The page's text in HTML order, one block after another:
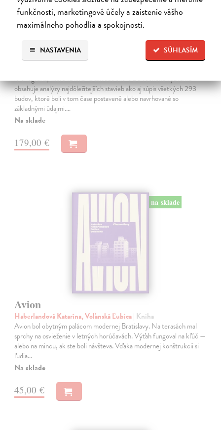
funkčnosti, marketingové účely a zaistenie vášho
maximálneho pohodlia a spokojnosti.
SÚHLASÍM
NASTAVENIA
V objatí živlov
Monografia, ktorá vznikla na základe skoro 20 ročného výskumu
obsahuje analýzy najdôležitejších stavieb ako aj súpis všetkých 293
budov, ktoré boli v tom čase postavené alebo navrhované so
základnými údajmi.…
Na sklade
179,00 €
na sklade
Avion
Haberlandová Katarína, Voľanská Ľubica| Kniha
Avion bol obytným palácom modernej Bratislavy. Na terasách mal
sprchy na osvieženie v letných horúčavách. Výťah fungoval na kľúč —
alebo na mincu, ak ste boli návšteva. Vďaka modernej konštrukcii si
ľudia…
Na sklade
45,00 €